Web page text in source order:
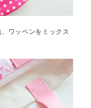
ワッペンをミックス